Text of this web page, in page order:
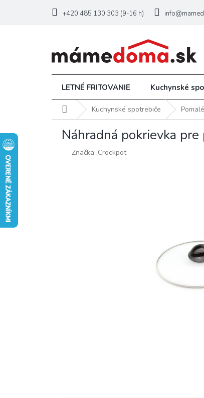
+420 485 130 303 (9-16 h)
LETNÉ FRITOVANIE Kuchynské
DomovKuchynské spotrebiče
Náhradná pokrievka
Značka: Crockpot